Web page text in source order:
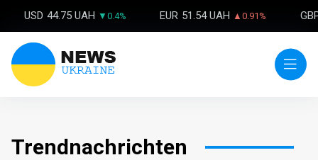
USD 44.75 UAH ▼0.4% EUR 51.54 UAH ▲0.91%
Trendnachrichten